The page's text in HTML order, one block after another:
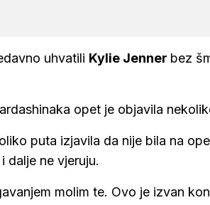
uhvatili Kylie Jenner bez
opet je objavila
puta izjavila da nije bila na
dalje ne vjeruju.
molim te. Ovo je izvan